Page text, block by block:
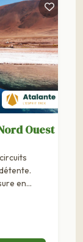
Ouest
en